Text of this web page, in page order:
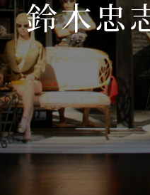
鈴木忠